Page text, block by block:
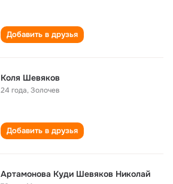
Добавить в друзья
Коля Шевяков
24 года,Золочев
Добавить в друзья
Артамонова Куди Шевяков Николай